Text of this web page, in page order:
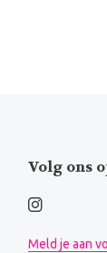
Volg ons
Meld je aan